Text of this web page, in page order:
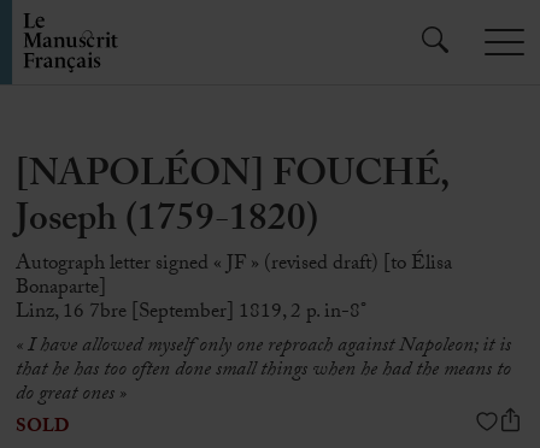
[NAPOLÉON] FOUCHÉ,
Joseph (1759-1820)
Autograph letter signed « JF » (revised draft) [to Élisa
Bonaparte]
Linz, 16 7bre [September] 1819, 2 p. in-8°
« I have allowed myself only one reproach against Napoleon; it is
that he has too often done small things when he had the means to
do great ones »
SOLD